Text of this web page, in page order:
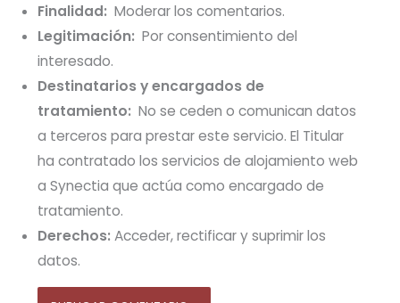
Finalidad: Moderar los comentarios.
Legitimación: Por consentimiento del
interesado.
Destinatarios y encargados de
tratamiento: No se ceden o comunican datos
a terceros para prestar este servicio. El Titular
ha contratado los servicios de alojamiento web
a Synectia que actúa como encargado de
tratamiento.
Derechos: Acceder, rectificar y suprimir los
datos.